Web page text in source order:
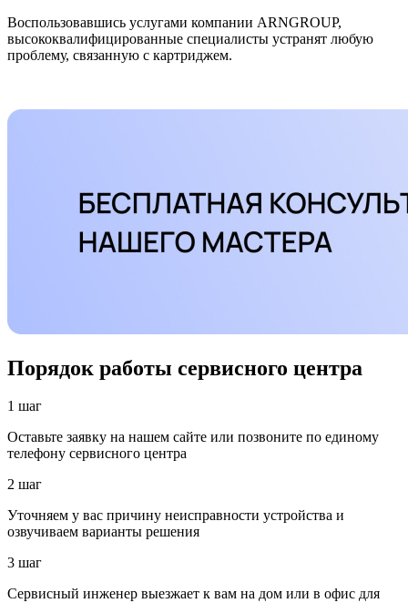
Воспользовавшись услугами компании ARNGROUP,
высококвалифицированные специалисты устранят любую
проблему, связанную с картриджем.
Порядок работы сервисного центра
1 шаг
Оставьте заявку на нашем сайте или позвоните по единому
телефону сервисного центра
2 шаг
Уточняем у вас причину неисправности устройства и
озвучиваем варианты решения
3 шаг
Сервисный инженер выезжает к вам на дом или в офис для